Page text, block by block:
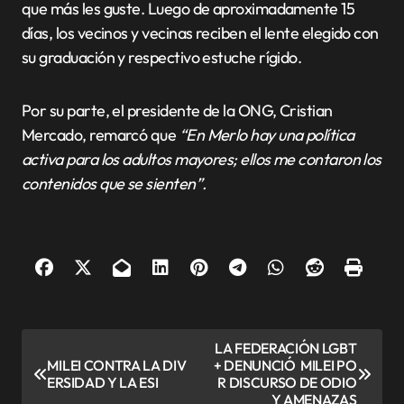
que más les guste. Luego de aproximadamente 15
días, los vecinos y vecinas reciben el lente elegido con
su graduación y respectivo estuche rígido.
Por su parte, el presidente de la ONG, Cristian
Mercado, remarcó que “En Merlo hay una política
activa para los adultos mayores; ellos me contaron los
contenidos que se sienten”.
a
MILEI CONTRA LA DIV
ERSIDAD Y LA ESI
LA FEDERACIÓN LGBT
+ DENUNCIÓ MILEI PO
R DISCURSO DE ODIO
Y AMENAZAS